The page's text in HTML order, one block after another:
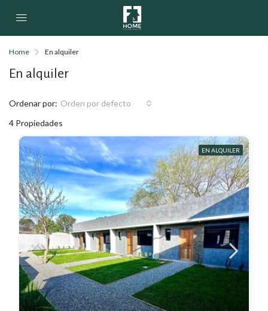
Home En alquiler
En alquiler
4 Propiedades
Ordenar por: Orden por defecto
EN ALQUILER